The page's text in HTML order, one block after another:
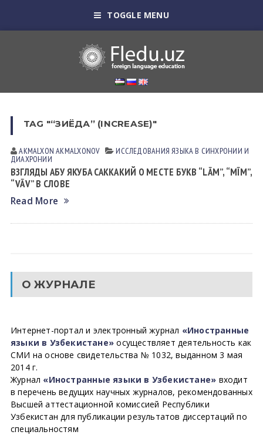
TOGGLE MENU
TAG "“ЗИЁДА” (INCREASE)"
AKMALXON AKMALXONOV ИССЛЕДОВАНИЯ ЯЗЫКА В СИНХРОНИИ И
ДИАХРОНИИ
ВЗГЛЯДЫ АБУ ЯКУБА САККАКИЙ О МЕСТЕ БУКВ “LĀM”, “MĪM”,
“VĀV” В СЛОВЕ
Read More
О ЖУРНАЛЕ
Интернет-портал и электронный журнал «Иностранные
языки в Узбекистане» осуществляет деятельность как
СМИ на основе свидетельства № 1032, выданном 3 мая
2014 г.
Журнал «Иностранные языки в Узбекистане» входит
в перечень ведущих научных журналов, рекомендованных
Высшей аттестационной комиссией Республики
Узбекистан для публикации результатов диссертаций по
специальностям